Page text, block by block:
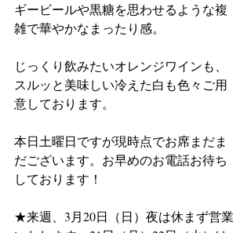
ギービールや黒糖を思わせるような複
雑で華やかなまったり感。
じっくり飲みたいオレンジワインも、
スルッと美味しい冷えた白も色々ご用
意しております。
本日土曜日ですが現時点でお席まだま
だございます。お早めのお電話お待ち
しております！
★来週、3月20日（日）夜は休まず営業